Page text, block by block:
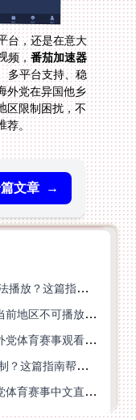
台，还是在意大
频，番茄加速器
多平台支持、稳
外党在异国他乡
区限制困扰，不
荐。
文章 →
在新加坡看CCTV5世界杯中文解说无法播放？这篇指南帮你解锁海外体育直播自由
在加拿大看咪咕视频世界杯中文解说当前地区不可播放？这篇指南帮你一键解决
在日本看央视频世界杯地区限制？海外党体育赛事观看终极指南
在国外看世界杯阿根廷VS埃及地区限制？这篇指南帮你搞定中文直播+解说
在香港看抖音世界杯无法播放？海外党体育赛事中文直播终极指南